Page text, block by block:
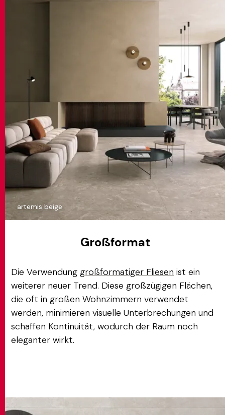
artemis beige
Großformat
Die Verwendung großformatiger Fliesen ist ein
weiterer neuer Trend. Diese großzügigen Flächen,
die oft in großen Wohnzimmern verwendet
werden, minimieren visuelle Unterbrechungen und
schaffen Kontinuität, wodurch der Raum noch
eleganter wirkt.